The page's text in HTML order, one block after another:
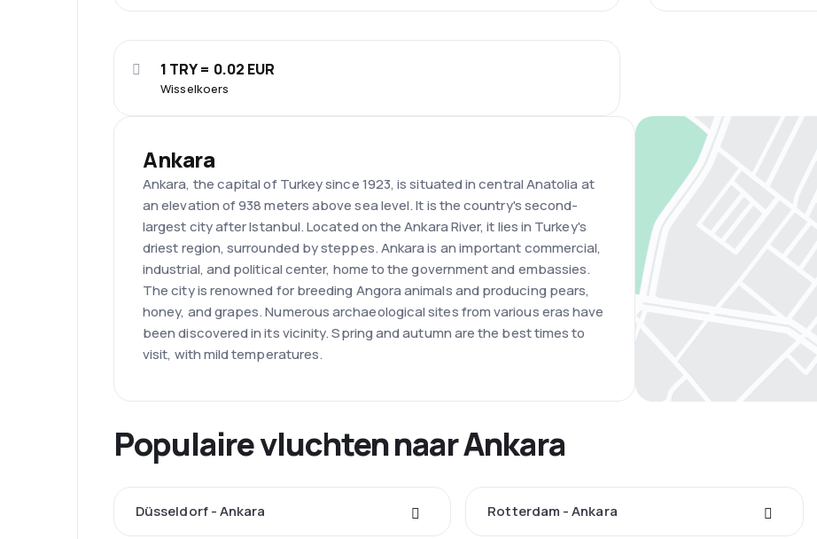
Wisselkoers
1 TRY = 0.02 EUR
Ankara
Ankara, the capital of Turkey since 1923, is situated in central Anatolia at
an elevation of 938 meters above sea level. It is the country's second-
largest city after Istanbul. Located on the Ankara River, it lies in Turkey's
driest region, surrounded by steppes. Ankara is an important commercial,
industrial, and political center, home to the government and embassies.
The city is renowned for breeding Angora animals and producing pears,
honey, and grapes. Numerous archaeological sites from various eras have
been discovered in its vicinity. Spring and autumn are the best times to
visit, with mild temperatures.
Populaire vluchten naar Ankara
Düsseldorf - Ankara Rotterdam - Ankara